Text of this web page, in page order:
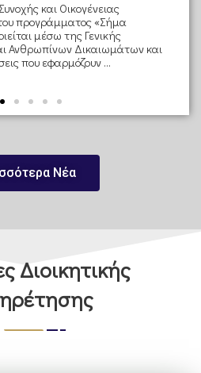
και Οικογένειας
προγράμματος «Σήμα
μέσω της Γενικής
Ανθρωπίνων Δικαιωμάτων και
που εφαρμόζουν ...
Νέα
Διοικητικής